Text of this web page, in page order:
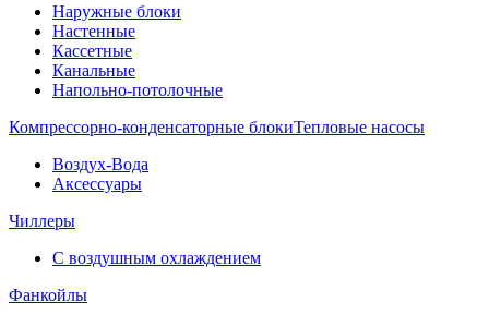
Наружные блоки
Настенные
Кассетные
Канальные
Напольно-потолочные
Компрессорно-конденсаторные блокиТепловые насосы
Воздух-Вода
Аксессуары
Чиллеры
С воздушным охлаждением
Фанкойлы